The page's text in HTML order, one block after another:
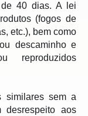
de 40 dias. A lei
(fogos de
etc.), bem como
descaminho e
reproduzidos
desrespeito aos